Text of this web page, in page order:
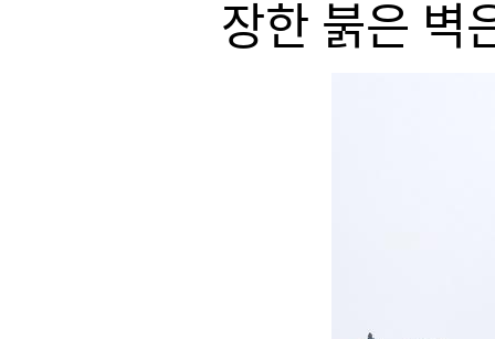
장한 붉은 벽